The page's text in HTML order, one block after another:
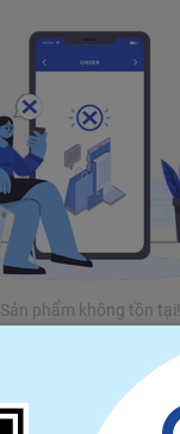
Sản phẩm không tồn tại!